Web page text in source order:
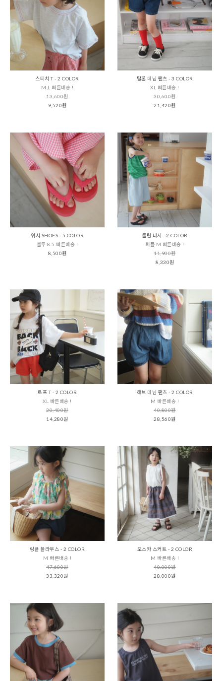
스티치 T - 2 COLOR
M,L 빠른배송 !
13,600원
9,520원
탈론 데님 팬츠 - 3 COLOR
XL 빠른배송 !
30,600원
21,420원
위시 SHOES - 5 COLOR
블루 8.5 빠른배송 !
8,500원
클림 나시 - 2 COLOR
퍼플 M 빠른배송 !
11,900원
8,330원
로프 T - 2 COLOR
XL 빠른배송 !
20,400원
14,280원
해브 데님 팬츠 - 2 COLOR
M 빠른배송 !
40,800원
28,560원
링클 블라우스 - 2 COLOR
M 빠른배송 !
47,600원
33,320원
오스카 스커트 - 2 COLOR
M 빠른배송 !
40,000원
28,000원